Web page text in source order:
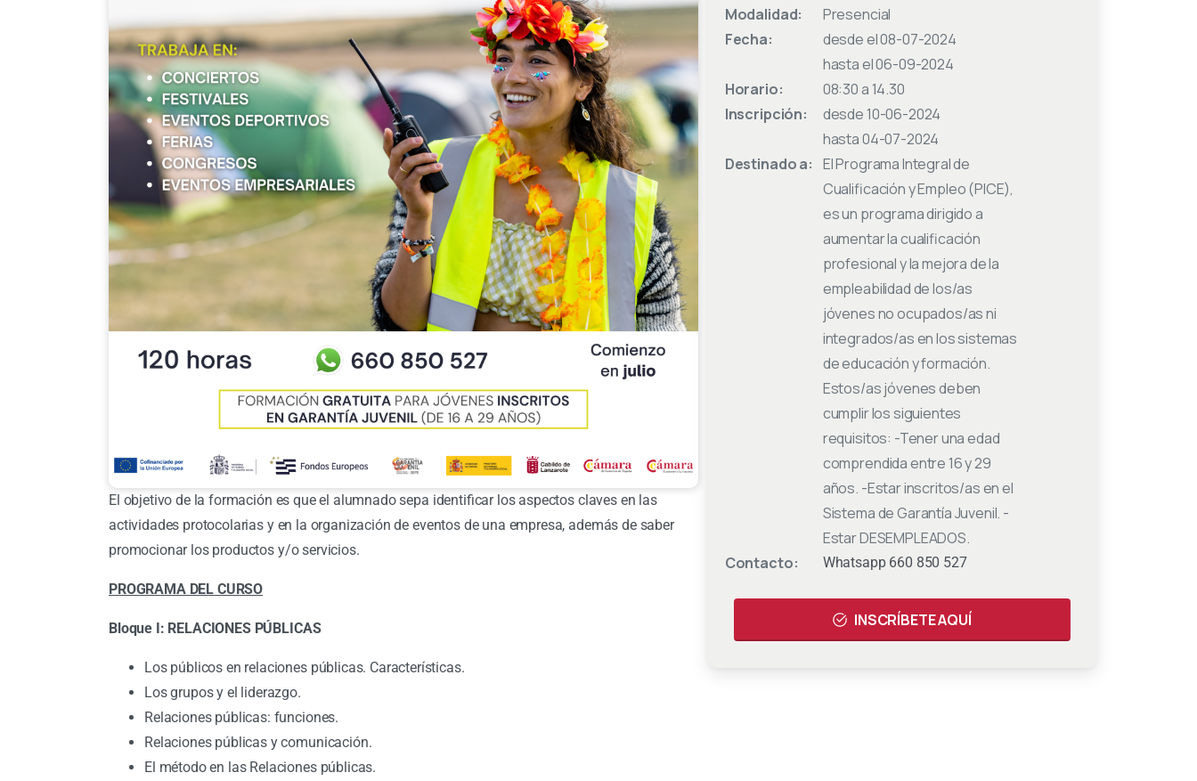
El objetivo de la formación es que el alumnado sepa identificar los aspectos claves en las
actividades protocolarias y en la organización de eventos de una empresa, además de saber
promocionar los productos y/o servicios.
PROGRAMA DEL CURSO
Bloque I: RELACIONES PÚBLICAS
Los públicos en relaciones públicas. Características.
Los grupos y el liderazgo.
Relaciones públicas: funciones.
Relaciones públicas y comunicación.
El método en las Relaciones públicas.
Modalidad:
Presencial
Fecha:
desde el 08-07-2024
hasta el 06-09-2024
Horario:
08:30 a 14.30
Inscripción:
desde 10-06-2024
hasta 04-07-2024
Destinado a: El Programa Integral de
Cualificación y Empleo (PICE),
es un programa dirigido a
aumentar la cualificación
profesional y la mejora de la
empleabilidad de los/as
jóvenes no ocupados/as ni
integrados/as en los sistemas
de educación y formación.
Estos/as jóvenes deben
cumplir los siguientes
requisitos: -Tener una edad
comprendida entre 16 y 29
años. -Estar inscritos/as en el
Sistema de Garantía Juvenil. -
Estar DESEMPLEADOS.
Contacto:
Whatsapp 660 850 527
INSCRÍBETE AQUÍ